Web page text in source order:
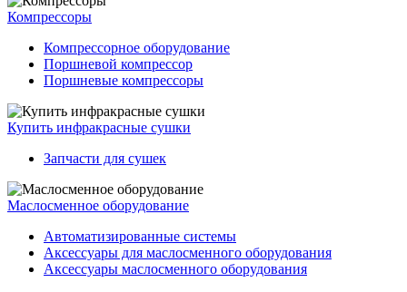
Компрессоры
Компрессорное оборудование
Поршневой компрессор
Поршневые компрессоры
Купить инфракрасные сушки
Запчасти для сушек
Маслосменное оборудование
Автоматизированные системы
Аксессуары для маслосменного оборудования
Аксессуары маслосменного оборудования